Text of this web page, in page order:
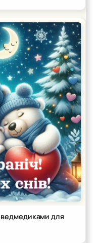
ведмедиками для